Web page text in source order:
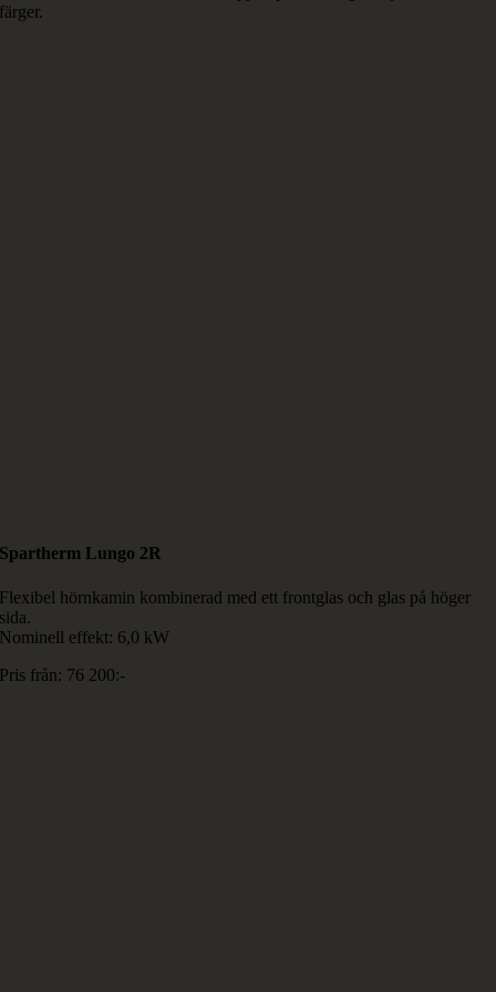
färger.
Spartherm Lungo 2R
Flexibel hörnkamin kombinerad med ett frontglas och glas på höger
sida.
Nominell effekt: 6,0 kW
Pris från: 76 200:-